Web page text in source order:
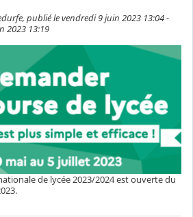
publié le vendredi 9 juin 2023 13:04 -
2023 13:19
de lycée 2023/2024 est ouverte du